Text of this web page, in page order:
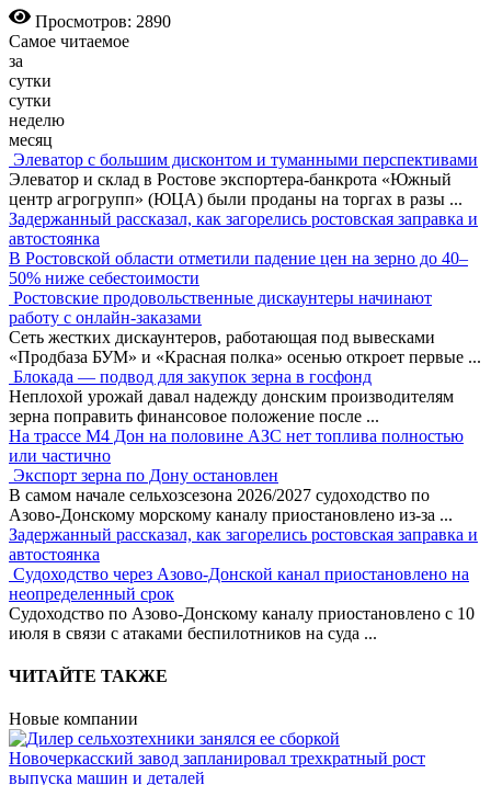
Просмотров: 2890
Самое читаемое
за
сутки
сутки
неделю
месяц
Элеватор с большим дисконтом и туманными перспективами
Элеватор и склад в Ростове экспортера-банкрота «Южный
центр агрогрупп» (ЮЦА) были проданы на торгах в разы ...
Задержанный рассказал, как загорелись ростовская заправка и
автостоянка
В Ростовской области отметили падение цен на зерно до 40–
50% ниже себестоимости
Ростовские продовольственные дискаунтеры начинают
работу с онлайн-заказами
Сеть жестких дискаунтеров, работающая под вывесками
«Продбаза БУМ» и «Красная полка» осенью откроет первые ...
Блокада — подвод для закупок зерна в госфонд
Неплохой урожай давал надежду донским производителям
зерна поправить финансовое положение после ...
На трассе М4 Дон на половине АЗС нет топлива полностью
или частично
Экспорт зерна по Дону остановлен
В самом начале сельхозсезона 2026/2027 судоходство по
Азово-Донскому морскому каналу приостановлено из-за ...
Задержанный рассказал, как загорелись ростовская заправка и
автостоянка
Судоходство через Азово-Донской канал приостановлено на
неопределенный срок
Судоходство по Азово-Донскому каналу приостановлено с 10
июля в связи с атаками беспилотников на суда ...
ЧИТАЙТЕ ТАКЖЕ
Новые компании
Новочеркасский завод запланировал трехкратный рост
выпуска машин и деталей